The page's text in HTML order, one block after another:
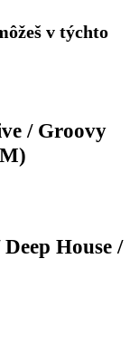
v týchto
/ Groovy
House /